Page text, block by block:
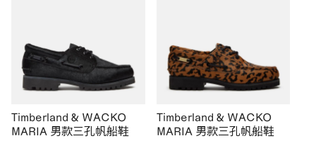
Timberland & WACKO
MARIA 男款三孔帆船鞋
Timberland & WACKO
MARIA 男款三孔帆船鞋